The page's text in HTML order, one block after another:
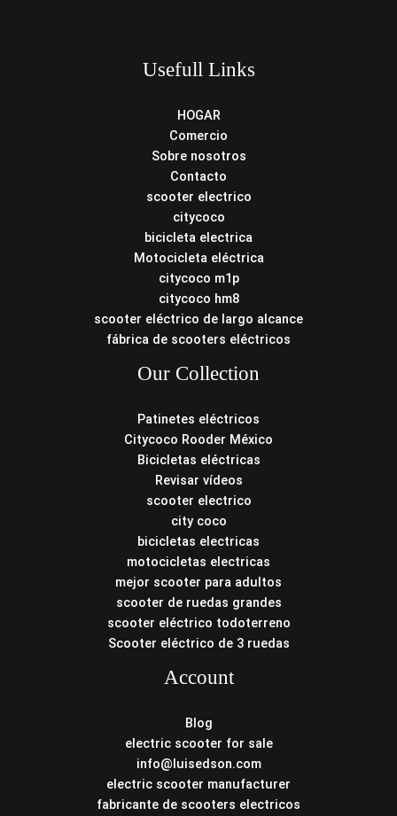
Usefull Links
HOGAR
Comercio
Sobre nosotros
Contacto
scooter electrico
citycoco
bicicleta electrica
Motocicleta eléctrica
citycoco m1p
citycoco hm8
scooter eléctrico de largo alcance
fábrica de scooters eléctricos
Our Collection
Patinetes eléctricos
Citycoco Rooder México
Bicicletas eléctricas
Revisar vídeos
scooter electrico
city coco
bicicletas electricas
motocicletas electricas
mejor scooter para adultos
scooter de ruedas grandes
scooter eléctrico todoterreno
Scooter eléctrico de 3 ruedas
Account
Blog
electric scooter for sale
info@luisedson.com
electric scooter manufacturer
fabricante de scooters electricos